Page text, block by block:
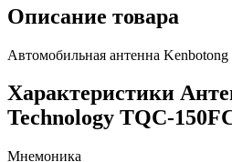
Описание товара
Автомобильная антенна Kenbotong
Характеристики
Technology TQC-
Мнемоника